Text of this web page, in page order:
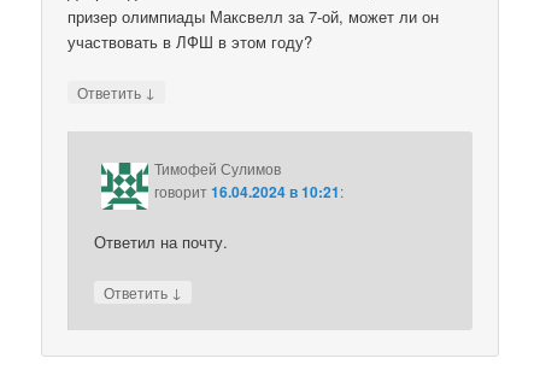
призер олимпиады Максвелл за 7-ой, может ли он
участвовать в ЛФШ в этом году?
Ответить ↓
Тимофей Сулимов
говорит16.04.2024 в 10:21:
Ответил на почту.
Ответить ↓